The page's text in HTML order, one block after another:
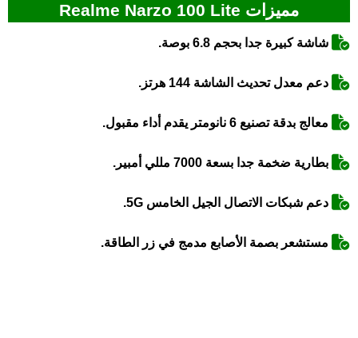
مميزات Realme Narzo 100 Lite
شاشة كبيرة جدا بحجم 6.8 بوصة.
دعم معدل تحديث الشاشة 144 هرتز.
معالج بدقة تصنيع 6 نانومتر يقدم أداء مقبول.
بطارية ضخمة جدا بسعة 7000 مللي أمبير.
دعم شبكات الاتصال الجيل الخامس 5G.
مستشعر بصمة الأصابع مدمج في زر الطاقة.